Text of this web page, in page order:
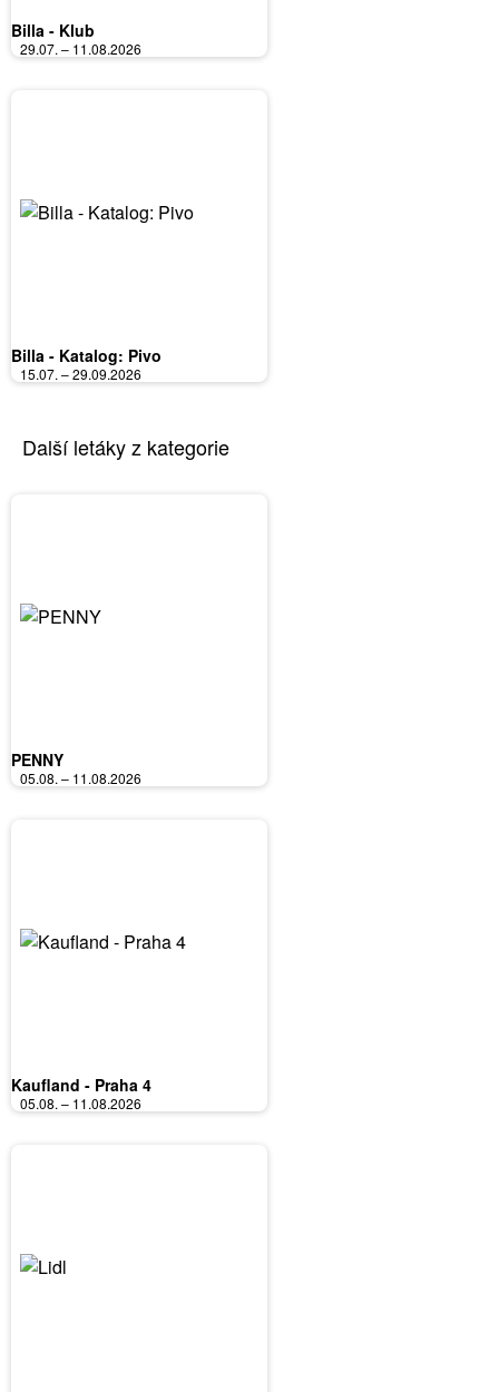
Billa - Klub
29.07. – 11.08.2026
Billa - Katalog: Pivo
15.07. – 29.09.2026
Další letáky z kategorie
PENNY
05.08. – 11.08.2026
Kaufland - Praha 4
05.08. – 11.08.2026